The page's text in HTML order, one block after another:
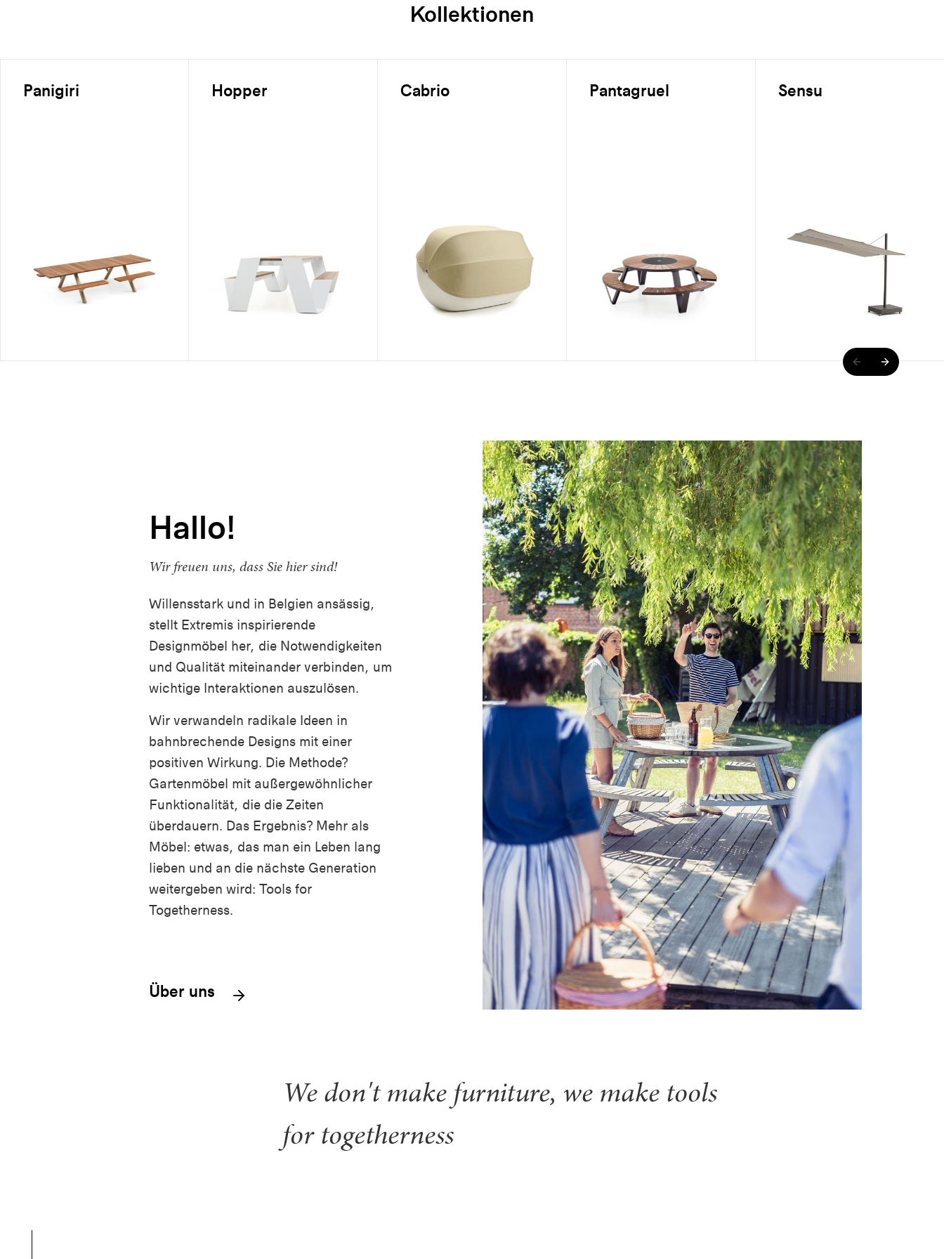
Kollektionen
Panigiri Hopper Cabrio Pantagruel Sensu
Hallo!
Wir freuen uns, dass Sie hier sind!
Willensstark und in Belgien ansässig,
stellt Extremis inspirierende
Designmöbel her, die Notwendigkeiten
und Qualität miteinander verbinden, um
wichtige Interaktionen auszulösen.
Wir verwandeln radikale Ideen in
bahnbrechende Designs mit einer
positiven Wirkung. Die Methode?
Gartenmöbel mit außergewöhnlicher
Funktionalität, die die Zeiten
überdauern. Das Ergebnis? Mehr als
Möbel: etwas, das man ein Leben lang
lieben und an die nächste Generation
weitergeben wird: Tools for
Togetherness.
Über uns
We don't make furniture, we make tools
for togetherness